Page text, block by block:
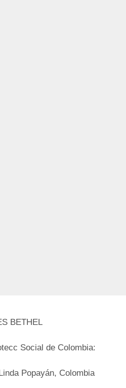
BETHEL
Social de Colombia:
Popayán, Colombia